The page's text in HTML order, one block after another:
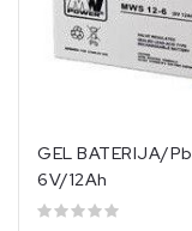
GEL BATERIJA/Pb
6V/12Ah